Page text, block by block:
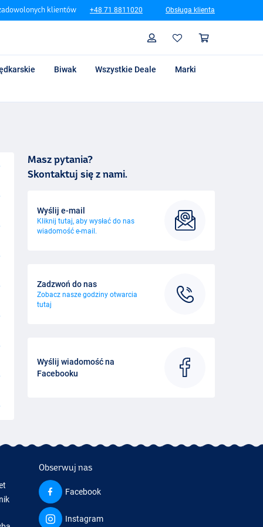
klientów +48 71 8811020 Obsługa klienta
Profil
Biwak Wszystkie Deale
Marki
Masz pytania?
Skontaktuj się z nami.
Wyślij e-mail
Kliknij tutaj, aby wysłać do nas
wiadomość e-mail.
Zadzwoń do nas
Zobacz nasze godziny otwarcia
tutaj
Wyślij wiadomość na
Facebooku
Obserwuj nas
Facebook
Instagram